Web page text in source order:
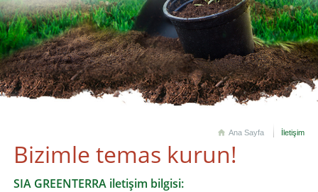
Ana Sayfa İletişim
Bizimle temas kurun!
SIA GREENTERRA iletişim bilgisi: